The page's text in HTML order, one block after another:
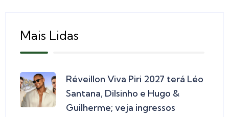
Mais Lidas
Réveillon Viva Piri 2027 terá Léo
Santana, Dilsinho e Hugo &
Guilherme; veja ingressos